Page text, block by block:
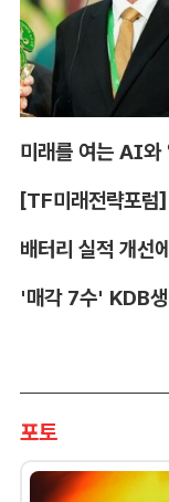
배터리 실적 개선
포토